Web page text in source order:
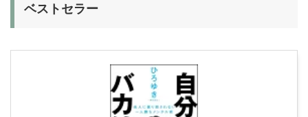
ベストセラー